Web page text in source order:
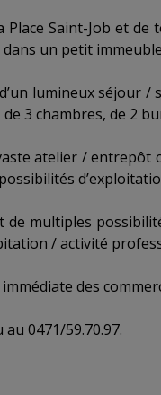
Place Saint-Job et
un petit
lumineux séjour /
3 chambres, de 2
atelier / entrepôt
de multiples
/ activité
des
0471/59.70.97.